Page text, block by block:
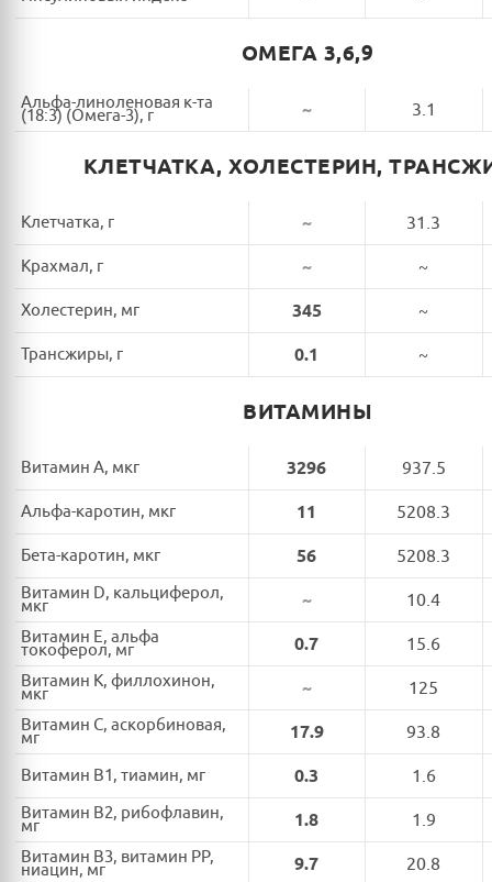
ОМЕГА 3,6,9
Альфа-линоленовая к-та
(18:3) (Омега-3), г ~ 3.1
КЛЕТЧАТКА, ХОЛЕСТЕРИН,
Клетчатка, г ~ 31.3
Крахмал, г ~ ~
Холестерин, мг 345 ~
Трансжиры, г 0.1 ~
ВИТАМИНЫ
Витамин A, мкг 3296 937.5
Альфа-каротин, мкг 11 5208.3
Бета-каротин, мкг 56 5208.3
Витамин D, кальциферол,
мкг ~ 10.4
Витамин E, альфа
токоферол, мг 0.7 15.6
Витамин K, филлохинон,
мкг ~ 125
Витамин C, аскорбиновая,
мг 17.9 93.8
Витамин B1, тиамин, мг 0.3 1.6
Витамин B2, рибофлавин,
мг 1.8 1.9
Витамин B3, витамин PP,
ниацин, мг 9.7 20.8